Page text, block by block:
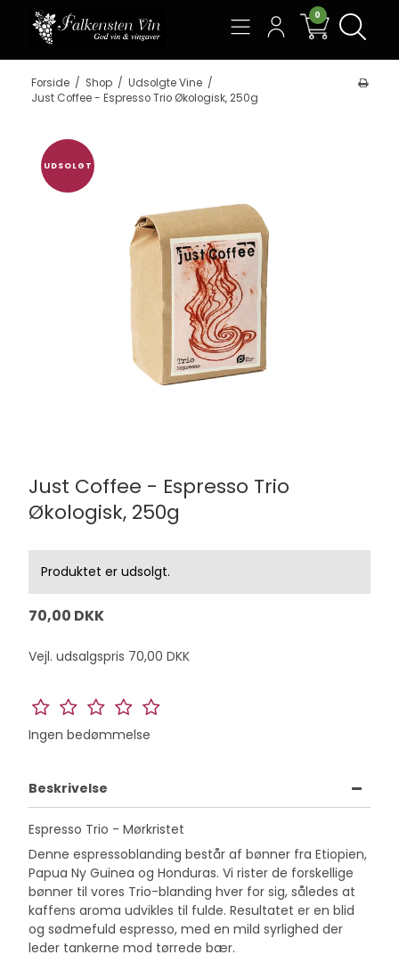
0
Forside / Shop / Udsolgte Vine /
Just Coffee - Espresso Trio Økologisk, 250g
UDSOLGT
Just Coffee - Espresso Trio
Økologisk, 250g
Produktet er udsolgt.
70,00 DKK
Vejl. udsalgspris 70,00 DKK
Ingen bedømmelse
Beskrivelse
Espresso Trio - Mørkristet
Denne espressoblanding består af bønner fra Etiopien,
Papua Ny Guinea og Honduras. Vi rister de forskellige
bønner til vores Trio-blanding hver for sig, således at
kaffens aroma udvikles til fulde. Resultatet er en blid
og sødmefuld espresso, med en mild syrlighed der
leder tankerne mod tørrede bær.